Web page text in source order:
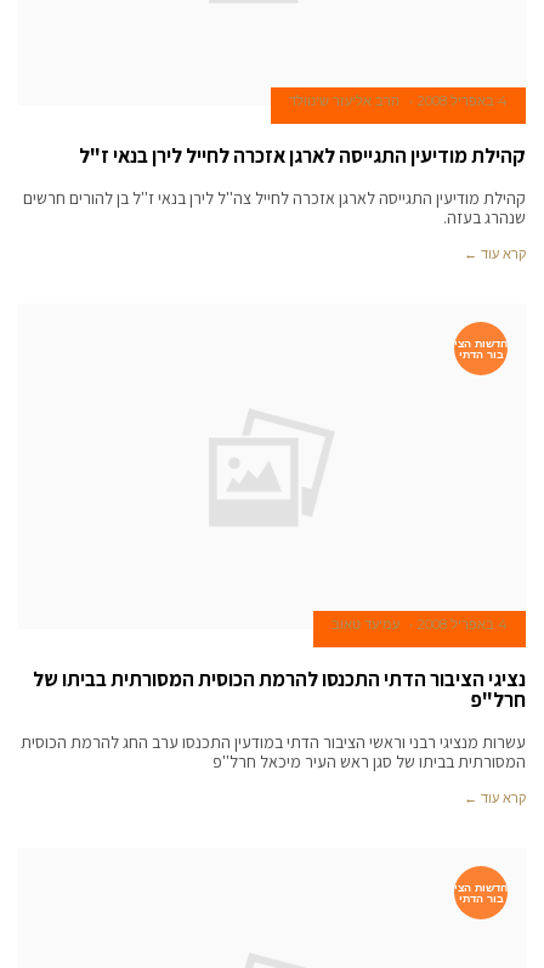
4 באפריל 2008 הרב אליעזר שינוולד
קהילת מודיעין התגייסה לארגן אזכרה לחייל לירן בנאי ז"ל
קהילת מודיעין התגייסה לארגן אזכרה לחייל צה''ל לירן בנאי ז''ל בן להורים חרשים
שנהרג בעזה.
קרא עוד ←
חדשות הצי
בור הדתי
4 באפריל 2008 עמיעד טאוב
נציגי הציבור הדתי התכנסו להרמת הכוסית המסורתית בביתו של
חרל"פ
עשרות מנציגי רבני וראשי הציבור הדתי במודעין התכנסו ערב החג להרמת הכוסית
המסורתית בביתו של סגן ראש העיר מיכאל חרל''פ
קרא עוד ←
חדשות הצי
בור הדתי